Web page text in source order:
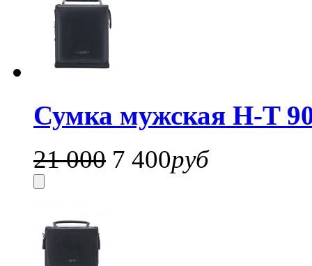
Сумка мужская H-T
21 000 7 400руб